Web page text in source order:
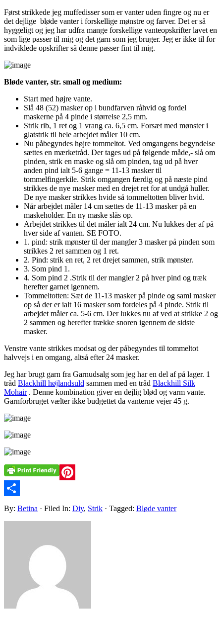
Først strikkede jeg muffedisser som er vanter uden fingre og nu er
det dejlige bløde vanter i forskellige mønstre og farver. Det er så
hyggeligt og jeg har udfra mange forskellige vanteopskrifter lavet en
som lige passer til mig og det garn som jeg bruger. Jeg er ikke til for
indviklede opskrifter så denne passer fint til mig.
Bløde vanter, str. small og medium:
Start med højre vante.
Slå 48 (52) masker op i bundfarven råhvid og fordel
maskerne på 4 pinde i størrelse 2,5 mm.
Strik rib, 1 ret og 1 vrang ca. 6,5 cm. Forsæt med mønster i
glatstrik til hele arbejdet måler 10 cm.
Nu påbegyndes højre tommeltot. Ved omgangens begyndelse
sættes en mærketråd. Der tages ud på følgende måde,- slå om
pinden, strik en maske og slå om pinden, tag ud på hver
anden pind ialt 5-6 gange = 11-13 masker til
tommelfingerkile. Strik omgangen færdig og på næste pind
strikkes de nye masker med en drejet ret for at undgå huller.
De nye masker strikkes hvide så tommeltotten bliver hvid.
Når arbejdet måler 14 cm sættes de 11-13 masker på en
maskeholder. En ny maske slås op.
Arbejdet strikkes til det måler ialt 24 cm. Nu lukkes der af på
hver side af vanten. SE FOTO.
1. pind: strik mønster til der mangler 3 masker på pinden som
strikkes 2 ret sammen og 1 ret.
2. Pind: strik en ret, 2 ret drejet sammen, strik mønster.
3. Som pind 1.
4. Som pind 2 .Strik til der mangler 2 på hver pind og træk
herefter garnet igennem.
Tommeltotten: Sæt de 11-13 masker på pinde og saml masker
op så der er ialt 16 masker som fordeles på 4 pinde. Strik til
arbejdet måler ca. 5-6 cm. Der lukkes nu af ved at strikke 2 og
2 sammen og herefter trække snoren igennem de sidste
masker.
Venstre vante strikkes modsat og der påbegyndes til tommeltot
halvvejs i en omgang, altså efter 24 masker.
Jeg har brugt garn fra Garnudsalg som jeg har en del af på lager. 1
tråd Blackhill højlandsuld sammen med en tråd Blackhill Silk
Mohair. Denne kombination giver en dejlig blød og varm vante.
Garnforbruget vælter ikke budgettet da vanterne vejer 45 g.
Pinterest
Share
By: Betina · Filed In: Diy, Strik · Tagged: Bløde vanter